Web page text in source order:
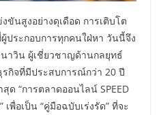
นสูงอย่างดุเดือด การเติบโต
ประกอบการทุกคนใฝ่หา วันนี้จึง
าวิน ผู้เชี่ยวชาญด้านกลยุทธ์
กิจที่มีประสบการณ์กว่า 20 ปี
ด “การตลาดออนไลน์ SPEED
เพื่อเป็น “คู่มือฉบับเร่งรัด” ที่จะ